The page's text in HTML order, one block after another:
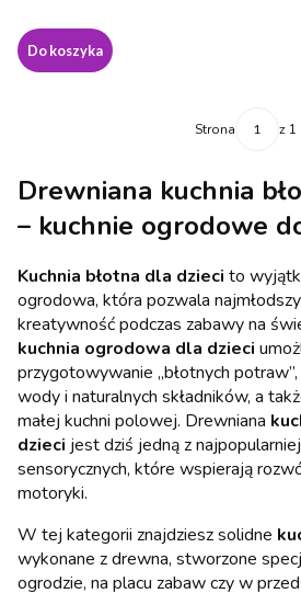
Do koszyka
Strona z 1
Drewniana kuchnia
– kuchnie ogrodowe
Kuchnia błotna dla dzieci to
ogrodowa, która pozwala
kreatywność podczas zabawy na
kuchnia ogrodowa dla dzieci
przygotowywanie „błotnych
wody i naturalnych składników, a
małej kuchni polowej. Drewniana
dzieci jest dziś jedną z
sensorycznych, które wspierają
motoryki.
W tej kategorii znajdziesz solidne
wykonane z drewna, stworzone
ogrodzie, na placu zabaw czy w